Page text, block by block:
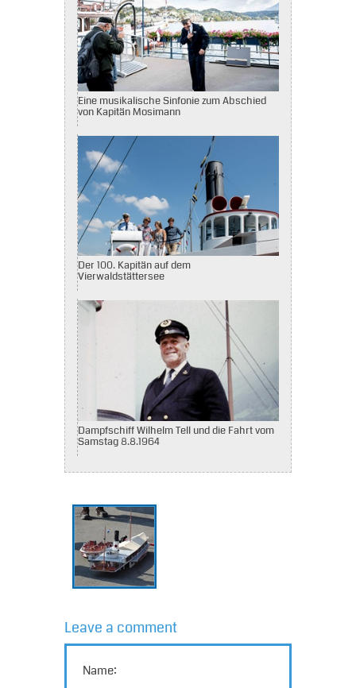
Eine musikalische Sinfonie zum Abschied
von Kapitän Mosimann
Der 100. Kapitän auf dem
Vierwaldstättersee
Dampfschiff Wilhelm Tell und die Fahrt vom
Samstag 8.8.1964
Leave a comment
Name: